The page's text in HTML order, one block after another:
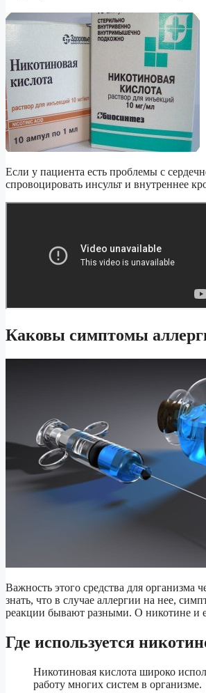
Если у пациента есть проблемы с
спровоцировать инсульт и внутреннее
Каковы симптомы
Важность этого средства для организма
знать, что в случае аллергии на нее,
реакции бывают разными. О никотине и
Где используется
Никотиновая кислота широко
работу многих систем в организме.